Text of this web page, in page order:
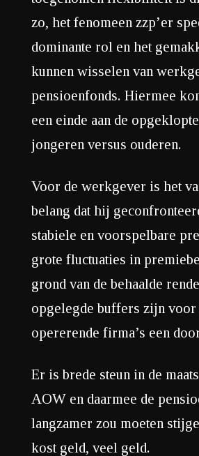
zo, het fenomeen zzp’er
dominante rol en het
kunnen wisselen van
pensioenfonds. Hiermee
een einde aan de
jongeren versus ouderen.
Voor de werkgever is het
belang dat hij
stabiele en voorspelbare
grote fluctuaties in
grond van de behaalde
opgelegde buffers zijn voor
opererende firma’s een
Er is brede steun in de
AOW en daarmee de
langzamer zou moeten
kost geld, veel geld.